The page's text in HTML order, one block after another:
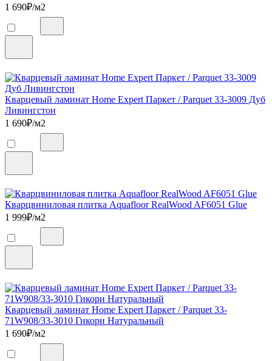
1 690₽/м2
Кварцевый ламинат Home Expert Паркет / Parquet 33-3009 Дуб
Ливингстон
1 690₽/м2
Кварцвиниловая плитка Aquafloor RealWood AF6051 Glue
1 999₽/м2
Кварцевый ламинат Home Expert Паркет / Parquet 33-
71W908/33-3010 Гикори Натуральный
1 690₽/м2